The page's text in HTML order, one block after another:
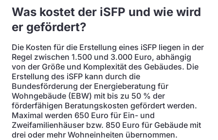
Was kostet der iSFP und wie wird
er gefördert?
Die Kosten für die Erstellung eines iSFP liegen in der
Regel zwischen 1.500 und 3.000 Euro, abhängig
von der Größe und Komplexität des Gebäudes. Die
Erstellung des iSFP kann durch die
Bundesförderung der Energieberatung für
Wohngebäude (EBW) mit bis zu 50 % der
förderfähigen Beratungskosten gefördert werden.
Maximal werden 650 Euro für Ein- und
Zweifamilienhäuser bzw. 850 Euro für Gebäude mit
drei oder mehr Wohneinheiten übernommen.